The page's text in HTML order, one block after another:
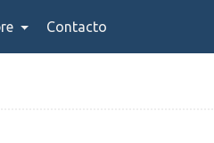
Contacto